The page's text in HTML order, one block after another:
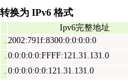
转换为 IPv6 格式
Ipv6完整地址
2002:791f:8300:0:0:0:0:0
0:0:0:0:0:FFFF:121.31.131.0
0:0:0:0:0:0:121.31.131.0